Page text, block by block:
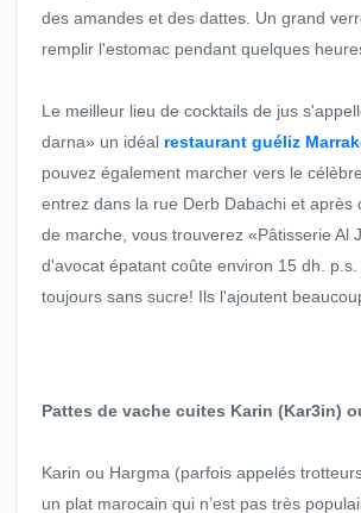
des amandes et des dattes. Un grand
remplir l'estomac pendant quelques
Le meilleur lieu de cocktails de jus
darna» un idéal restaurant guéliz
pouvez également marcher vers le
entrez dans la rue Derb Dabachi et après
de marche, vous trouverez «Pâtisserie Al
d'avocat épatant coûte environ 15 dh.
toujours sans sucre! Ils l'ajoutent
Pattes de vache cuites Karin (Kar3in)
Karin ou Hargma (parfois appelés
un plat marocain qui n’est pas très